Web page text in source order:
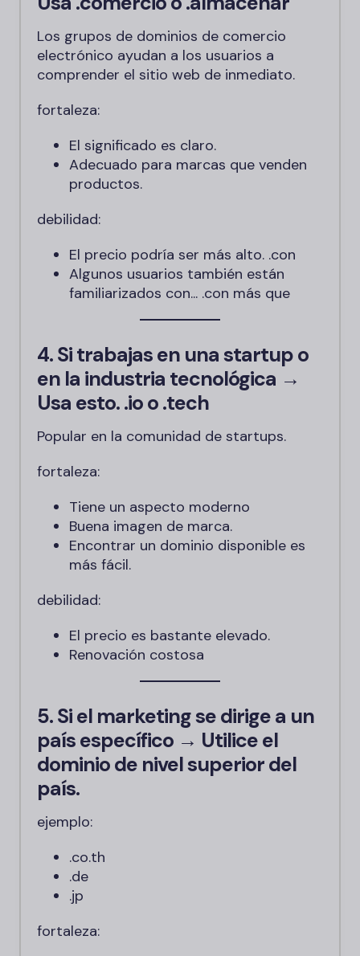
Los grupos de dominios de comercio
electrónico ayudan a los usuarios a
comprender el sitio web de inmediato.
fortaleza:
El significado es claro.
Adecuado para marcas que venden
productos.
debilidad:
El precio podría ser más alto. .con
Algunos usuarios también están
familiarizados con... .con más que
4. Si trabajas en una startup o
en la industria tecnológica →
Usa esto..ioo.tech
Popular en la comunidad de startups.
fortaleza:
Tiene un aspecto moderno
Buena imagen de marca.
Encontrar un dominio disponible es
más fácil.
debilidad:
El precio es bastante elevado.
Renovación costosa
5. Si el marketing se dirige a un
país específico → Utilice el
dominio de nivel superior del
país.
ejemplo:
.co.th
.de
.jp
fortaleza: